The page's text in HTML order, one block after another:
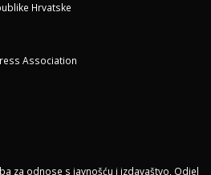
Hrvatske
Association
za odnose s javnošću i izdavaštvo, Odjel